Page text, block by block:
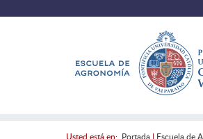
Usted está en: Portada| Escuela de